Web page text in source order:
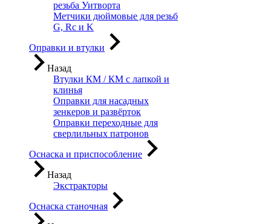
резьба Уитворта
Метчики дюймовые для резьб
G, Rc и K
Оправки и втулки
Назад
Втулки КМ / КМ с лапкой и
клинья
Оправки для насадных
зенкеров и развёрток
Оправки переходные для
сверлильных патронов
Оснаска и приспособление
Назад
Экстракторы
Оснаска станочная